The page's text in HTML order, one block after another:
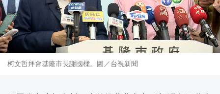
柯文哲拜會基隆市長謝國樑。圖／台視新聞